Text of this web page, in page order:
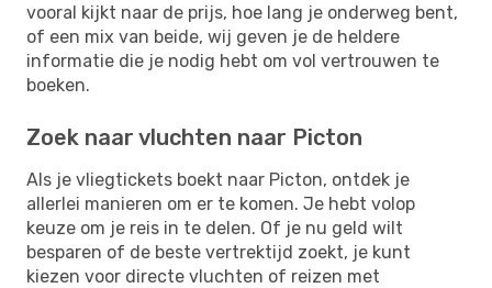
vooral kijkt naar de prijs, hoe lang je onderweg bent,
of een mix van beide, wij geven je de heldere
informatie die je nodig hebt om vol vertrouwen te
boeken.
Zoek naar vluchten naar Picton
Als je vliegtickets boekt naar Picton, ontdek je
allerlei manieren om er te komen. Je hebt volop
keuze om je reis in te delen. Of je nu geld wilt
besparen of de beste vertrektijd zoekt, je kunt
kiezen voor directe vluchten of reizen met